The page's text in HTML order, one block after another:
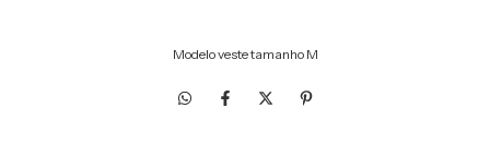
Modelo veste tamanho M